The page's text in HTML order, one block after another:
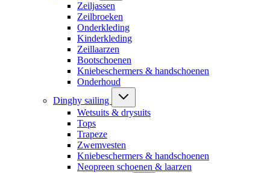
Zeiljassen
Zeilbroeken
Onderkleding
Kinderkleding
Zeillaarzen
Bootschoenen
Kniebeschermers & handschoenen
Onderhoud
Dinghy sailing
Wetsuits & drysuits
Tops
Trapeze
Zwemvesten
Kniebeschermers & handschoenen
Neopreen schoenen & laarzen